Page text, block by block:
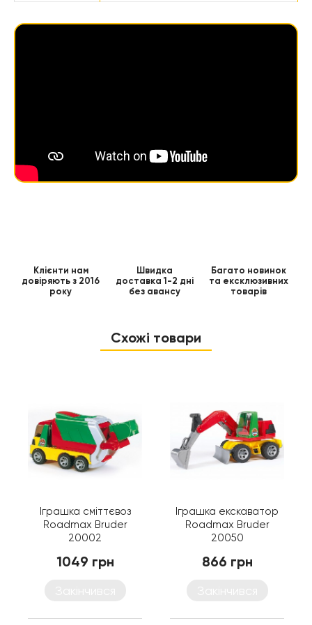
Клієнти нам
довіряють з 2016
року
Швидка
доставка 1-2 дні
без авансу
Багато новинок
та ексклюзивних
товарів
Схожі товари
Іграшка сміттєвоз
Roadmax Bruder
20002
1049 грн
Іграшка екскаватор
Roadmax Bruder
20050
866 грн